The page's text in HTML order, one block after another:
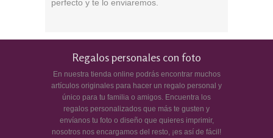
perfecto y te lo enviaremos.
Regalos personales con foto
En nuestra tienda online podrás encontrar muchos
artículos originales para hacer un regalo personal y
único para tu familia o amigos. Encuentra los
regalos personalizados que más te gusten y
envíanos tu foto o diseño que quieres imprimir,
nosotros nos encargamos del resto, ¡es así de fácil!